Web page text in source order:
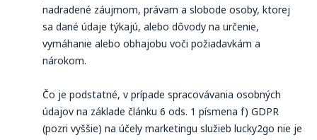
nadradené záujmom, právam a slobode osoby, ktorej
sa dané údaje týkajú, alebo dôvody na určenie,
vymáhanie alebo obhajobu voči požiadavkám a
nárokom.
Čo je podstatné, v prípade spracovávania osobných
údajov na základe článku 6 ods. 1 písmena f) GDPR
(pozri vyššie) na účely marketingu služieb lucky2go nie je